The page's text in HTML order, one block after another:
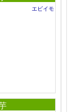
エビイモ